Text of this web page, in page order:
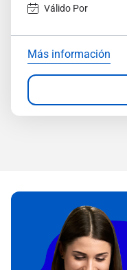
Válido Por
Más información